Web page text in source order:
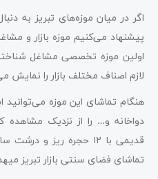
اگر در میان موزه‌های تبریز به
پیشنهاد می‌کنیم موزه بازار و
اولین موزه تخصصی مشاغل
لازم اصناف مختلف بازار را نمایش
هنگام تماشای این موزه می‌توانید
دواخانه و… را از نزدیک مشاهده
قدیمی با ۱۲ حجره‌ ریز
تماشای فضای سنتی بازار تبریز